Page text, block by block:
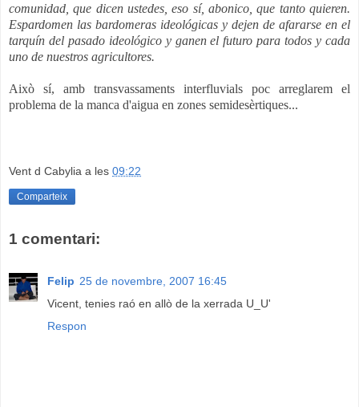
comunidad, que dicen ustedes, eso sí, abonico, que tanto quieren.
Espardomen las bardomeras ideológicas y dejen de afararse en el
tarquín del pasado ideológico y ganen el futuro para todos y cada
uno de nuestros agricultores.
Això sí, amb transvassaments interfluvials poc arreglarem el
problema de la manca d'aigua en zones semidesèrtiques...
Vent d Cabylia a les 09:22
Comparteix
1 comentari:
Felip 25 de novembre, 2007 16:45
Vicent, tenies raó en allò de la xerrada U_U'
Respon